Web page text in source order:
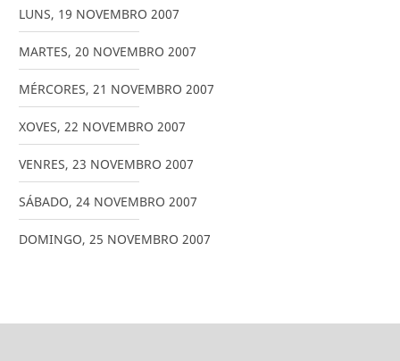
LUNS, 19 NOVEMBRO 2007
MARTES, 20 NOVEMBRO 2007
MÉRCORES, 21 NOVEMBRO 2007
XOVES, 22 NOVEMBRO 2007
VENRES, 23 NOVEMBRO 2007
SÁBADO, 24 NOVEMBRO 2007
DOMINGO, 25 NOVEMBRO 2007